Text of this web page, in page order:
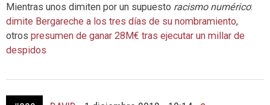
Mientras unos dimiten por un supuesto racismo numérico:
dimite Bergareche a los tres días de su nombramiento,
otros presumen de ganar 28M€ tras ejecutar un millar de
despidos